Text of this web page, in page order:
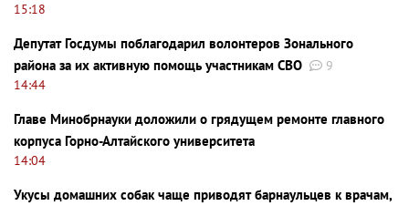
15:18
Депутат Госдумы поблагодарил волонтеров Зонального
района за их активную помощь участникам СВО
9
14:44
Главе Минобрнауки доложили о грядущем ремонте главного
корпуса Горно-Алтайского университета
14:04
Укусы домашних собак чаще приводят барнаульцев к врачам,